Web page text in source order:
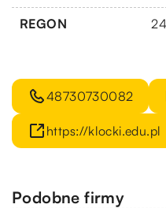
REGON
48730730082
https://klocki.edu.pl
Podobne firmy